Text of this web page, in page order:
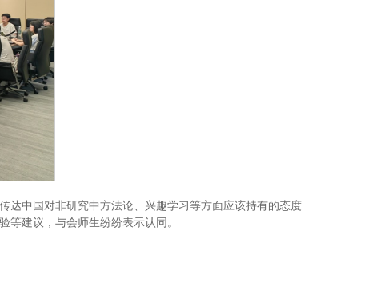
达中国对非研究中方法论、兴趣学习等方面应该持有的态度
建议，与会师生纷纷表示认同。